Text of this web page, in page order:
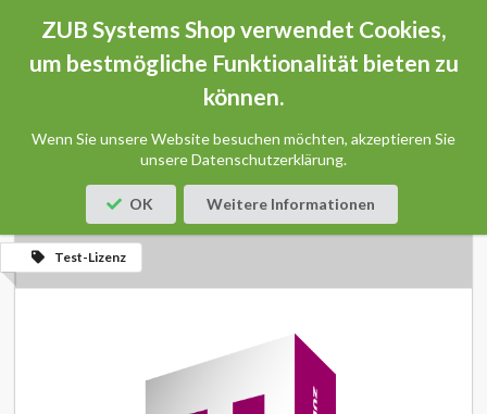
ZUB Systems Shop verwendet Cookies,
um bestmögliche Funktionalität bieten zu
können.
Wenn Sie unsere Website besuchen möchten, akzeptieren Sie
unsere Datenschutzerklärung.
OK Weitere Informationen
ZUB HELENA ULTRA -
TESTLIZENZ (30 TAGE)
Test-Lizenz